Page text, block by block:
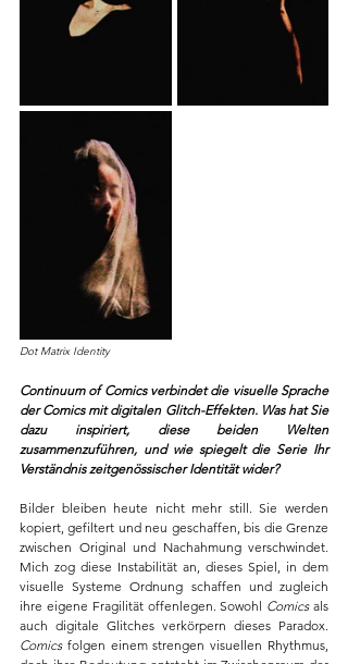
Dot Matrix Identity
Continuum of Comics verbindet die visuelle Sprache
der Comics mit digitalen Glitch-Effekten. Was hat Sie
dazu inspiriert, diese beiden Welten
zusammenzuführen, und wie spiegelt die Serie Ihr
Verständnis zeitgenössischer Identität wider?
Bilder bleiben heute nicht mehr still. Sie werden
kopiert, gefiltert und neu geschaffen, bis die Grenze
zwischen Original und Nachahmung verschwindet.
Mich zog diese Instabilität an, dieses Spiel, in dem
visuelle Systeme Ordnung schaffen und zugleich
ihre eigene Fragilität offenlegen. Sowohl Comics als
Comics folgen einem strengen visuellen Rhythmus,